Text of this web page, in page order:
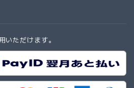
いただけます。